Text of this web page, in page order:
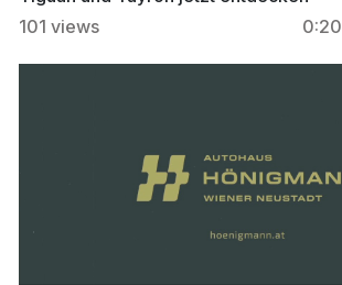
101 views 0:20